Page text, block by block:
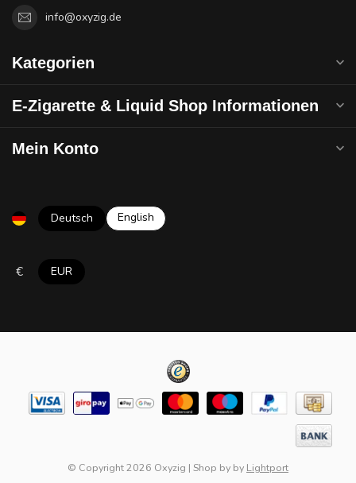
info@oxyzig.de
Kategorien
E-Zigarette & Liquid Shop Informationen
Mein Konto
Deutsch English
€ EUR
© Copyright 2026 Oxyzig | Shop by by Lightport